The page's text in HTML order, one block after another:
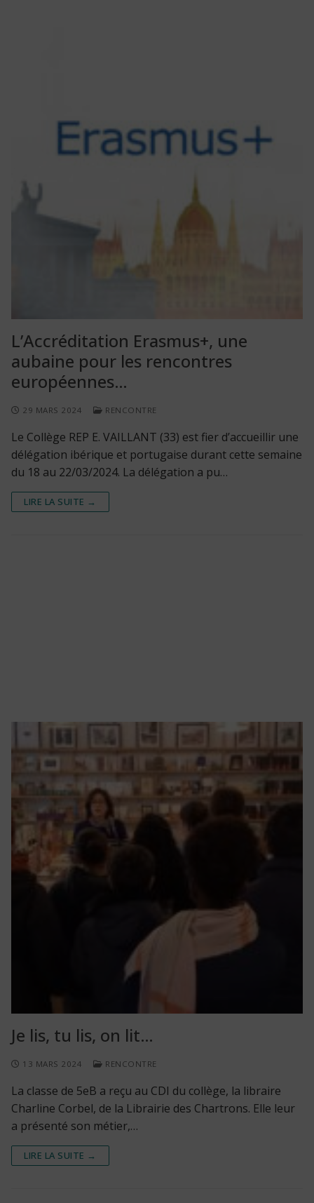
L’Accréditation Erasmus+, une
aubaine pour les rencontres
européennes…
29 MARS 2024 RENCONTRE
Le Collège REP E. VAILLANT (33) est fier d’accueillir une
délégation ibérique et portugaise durant cette semaine
du 18 au 22/03/2024. La délégation a pu…
LIRE LA SUITE →
Je lis, tu lis, on lit…
13 MARS 2024 RENCONTRE
La classe de 5eB a reçu au CDI du collège, la libraire
Charline Corbel, de la Librairie des Chartrons. Elle leur
a présenté son métier,…
LIRE LA SUITE →